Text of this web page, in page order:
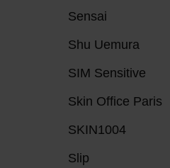
Sensai
Shu Uemura
SIM Sensitive
Skin Office Paris
SKIN1004
Slip